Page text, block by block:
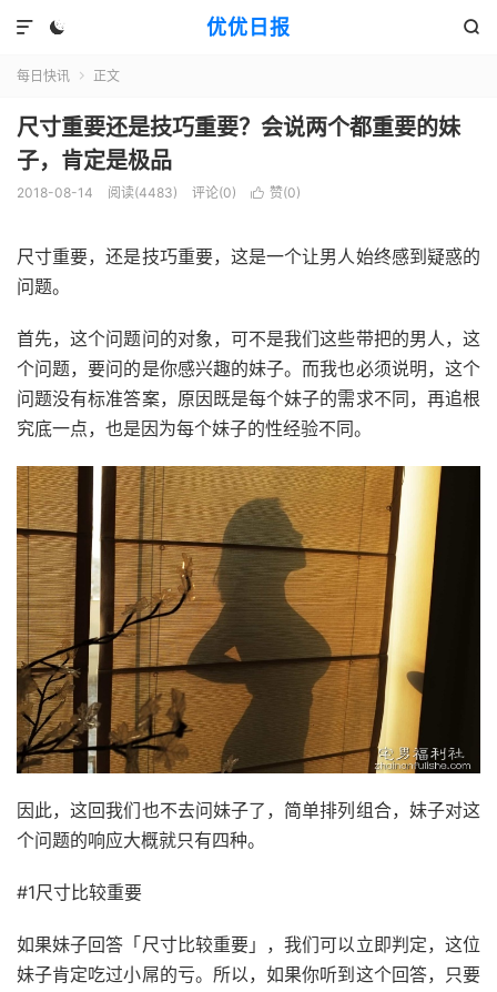
优优日报
 

每日快讯  正文
尺寸重要还是技巧重要？会说两个都重要的妹
子，肯定是极品
2018-08-14 阅读(4483) 评论(0)  赞(0)
尺寸重要，还是技巧重要，这是一个让男人始终感到疑惑的
问题。
首先，这个问题问的对象，可不是我们这些带把的男人，这
个问题，要问的是你感兴趣的妹子。而我也必须说明，这个
问题没有标准答案，原因既是每个妹子的需求不同，再追根
究底一点，也是因为每个妹子的性经验不同。
因此，这回我们也不去问妹子了，简单排列组合，妹子对这
个问题的响应大概就只有四种。
#1尺寸比较重要
如果妹子回答「尺寸比较重要」，我们可以立即判定，这位
妹子肯定吃过小屌的亏。所以，如果你听到这个回答，只要